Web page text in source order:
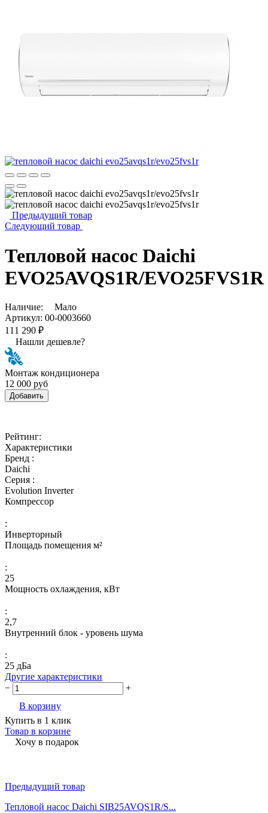
Предыдущий товар
Следующий товар
Тепловой насос Daichi
EVO25AVQS1R/EVO25FVS1R
Наличие:
Мало
Артикул: 00-0003660
111 290 ₽
Нашли дешевле?
Монтаж кондиционера
12 000 руб
Добавить
Рейтинг:
Характеристики
Бренд :
Daichi
Серия :
Evolution Inverter
Компрессор
:
Инверторный
Площадь помещения м²
:
25
Мощность охлаждения, кВт
:
2,7
Внутренний блок - уровень шума
:
25 дБа
Другие характеристики
−
+
В корзину
Купить в 1 клик
Товар в корзине
Хочу в подарок
Предыдущий товар
Тепловой насос Daichi SIB25AVQS1R/S...